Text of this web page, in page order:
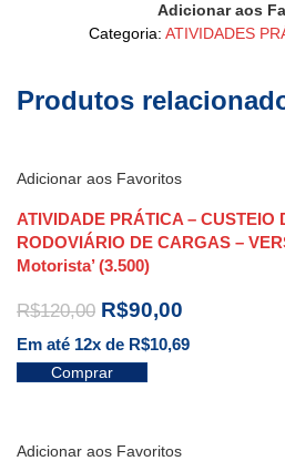
Adicionar aos
Categoria: ATIVIDADES
Produtos
Adicionar aos Favoritos
ATIVIDADE PRÁTICA – CUSTEIO
RODOVIÁRIO DE CARGAS –
Motorista’ (3.500)
R$120,00 R$90,00
Em até 12x de R$10,69
Comprar
Adicionar aos Favoritos